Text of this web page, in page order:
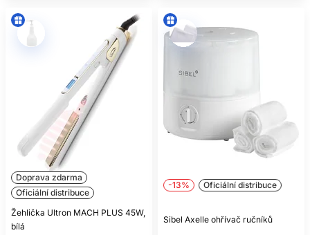
Doprava zdarma
Oficiální distribuce
Žehlička Ultron MACH PLUS 45W,
bílá
-13% Oficiální distribuce
Sibel Axelle ohřívač ručníků